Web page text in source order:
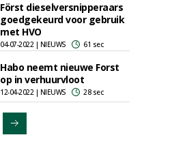
Först dieselversnipperaars
goedgekeurd voor gebruik
met HVO
04-07-2022 | NIEUWS 61 sec
Habo neemt nieuwe Forst
op in verhuurvloot
12-04-2022 | NIEUWS 28 sec